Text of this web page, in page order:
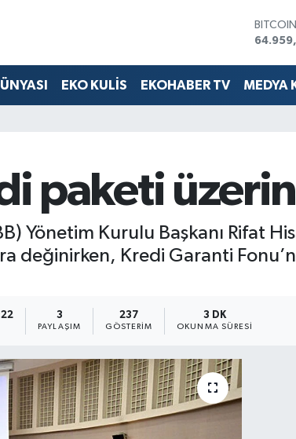
DOLAR
64,4811
EKO KULİS EKOHABER TV MEDYA
paketi
Yönetim Kurulu Başkanı Rifat
değinirken, Kredi Garanti
3
PAYLAŞIM
237
GÖSTERIM
3 DK
OKUNMA SÜRESI